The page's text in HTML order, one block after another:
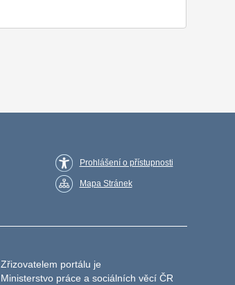
Prohlášení o přístupnosti
Mapa Stránek
Zřizovatelem portálu je
Ministerstvo práce a sociálních věcí ČR